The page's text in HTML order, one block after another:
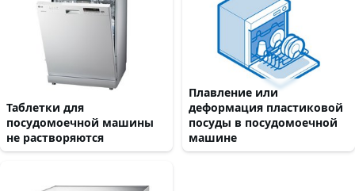
Таблетки для
посудомоечной машины
не растворяются
Плавление или
деформация пластиковой
посуды в посудомоечной
машине